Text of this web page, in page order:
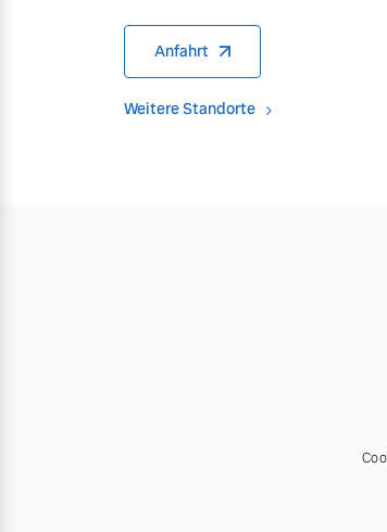
Jetzt kennenlernen
Mehr erfahren
Anfahrt
Weitere Standorte